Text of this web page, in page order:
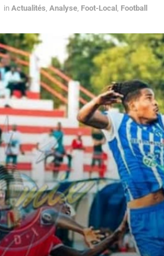
in Actualités Analyse Foot-Local Football